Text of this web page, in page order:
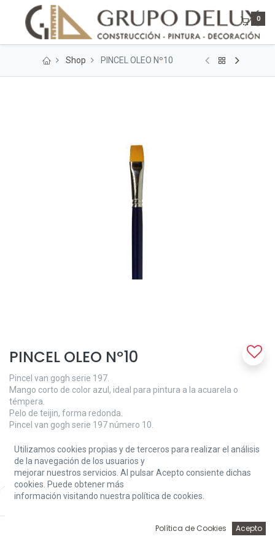
Price:
Add to Cart
0
Shop PINCEL OLEO Nº10
PINCEL OLEO Nº10
Pincel van gogh serie 197.
Mango corto de color azul, ideal para pintura a la acuarela o
témpera.
Pelo de teijin, forma redonda.
Pincel van gogh serie 197 número 10.
5,20€
Utilizamos cookies propias y de terceros para realizar el análisis
de la navegación de los usuarios y
mejorar nuestros servicios. Al pulsar Acepto consiente dichas
cookies. Puede obtener más
información visitando nuestra política de cookies.
Política de Cookies Acepto